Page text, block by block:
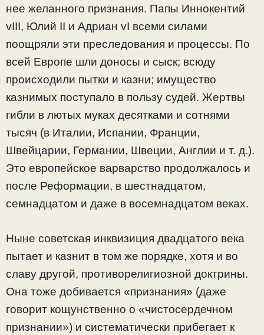
нее желанного признания. Папы Иннокентий
vIII, Юлий II и Адриан vI всеми силами
поощряли эти преследования и процессы. По
всей Европе шли доносы и сыск; всюду
происходили пытки и казни; имущество
казнимых поступало в пользу судей. Жертвы
гибли в лютых муках десятками и сотнями
тысяч (в Италии, Испании, Франции,
Швейцарии, Германии, Швеции, Англии и т. д.).
Это европейское варварство продолжалось и
после Реформации, в шестнадцатом,
семнадцатом и даже в восемнадцатом веках.
Ныне советская инквизиция двадцатого века
пытает и казнит в том же порядке, хотя и во
славу другой, противорелигиозной доктрины.
Она тоже добивается «признания» (даже
говорит кощунственно о «чистосердечном
признании») и систематически прибегает к